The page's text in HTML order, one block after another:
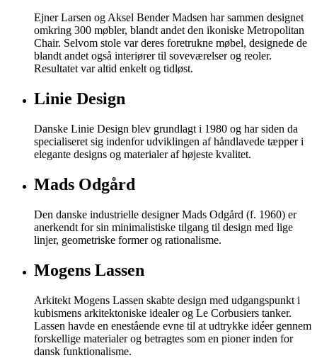
Ejner Larsen og Aksel Bender Madsen har sammen designet
omkring 300 møbler, blandt andet den ikoniske Metropolitan
Chair. Selvom stole var deres foretrukne møbel, designede de
blandt andet også interiører til soveværelser og reoler.
Resultatet var altid enkelt og tidløst.
Linie Design
Danske Linie Design blev grundlagt i 1980 og har siden da
specialiseret sig indenfor udviklingen af håndlavede tæpper i
elegante designs og materialer af højeste kvalitet.
Mads Odgård
Den danske industrielle designer Mads Odgård (f. 1960) er
anerkendt for sin minimalistiske tilgang til design med lige
linjer, geometriske former og rationalisme.
Mogens Lassen
Arkitekt Mogens Lassen skabte design med udgangspunkt i
kubismens arkitektoniske idealer og Le Corbusiers tanker.
Lassen havde en enestående evne til at udtrykke idéer gennem
forskellige materialer og betragtes som en pioner inden for
dansk funktionalisme.